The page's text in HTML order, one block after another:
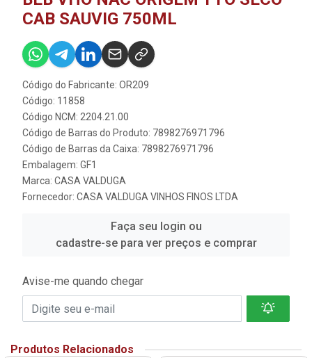
CAB SAUVIG 750ML
Código do Fabricante: OR209
Código: 11858
Código NCM: 2204.21.00
Código de Barras do Produto: 7898276971796
Código de Barras da Caixa: 7898276971796
Embalagem: GF1
Marca: CASA VALDUGA
Fornecedor: CASA VALDUGA VINHOS FINOS LTDA
Faça seu login ou
cadastre-se para ver preços e comprar
Avise-me quando chegar
Produtos Relacionados